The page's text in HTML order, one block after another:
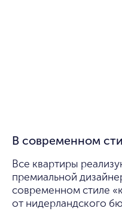
В современном
Все квартиры
премиальной
современном стиле
от нидерландского